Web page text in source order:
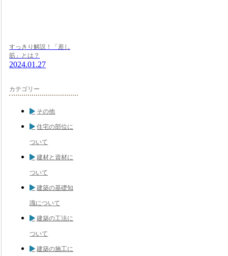
すっきり解説！「差し
筋」とは？
2024.01.27
カテゴリー
その他
住宅の部位に
ついて
建材と資材に
ついて
建築の基礎知
識について
建築の工法に
ついて
建築の施工に